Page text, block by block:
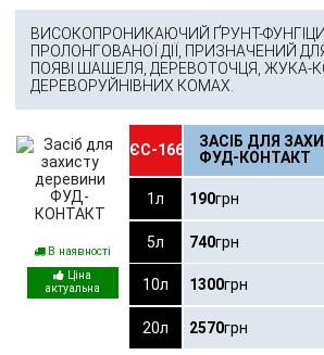
ВИСОКОПРОНИКАЮЧИЙ ҐРУНТ-
ПРОЛОНГОВАНОЇ ДІЇ, ПРИЗНАЧЕНИЙ
ПОЯВІ ШАШЕЛЯ, ДЕРЕВОТОЧЦЯ, ЖУКА-
ДЕРЕВОРУЙНІВНИХ КОМАХ.
В наявності
ЄС-166
ЗАСІБ ДЛЯ
ФУД-КОНТАКТ
1л 190грн
5л 740грн
10л 1300грн
20л 2570грн